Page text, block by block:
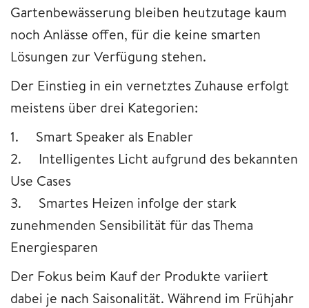
Gartenbewässerung bleiben heutzutage kaum
noch Anlässe offen, für die keine smarten
Lösungen zur Verfügung stehen.
Der Einstieg in ein vernetztes Zuhause erfolgt
meistens über drei Kategorien:
1. Smart Speaker als Enabler
2. Intelligentes Licht aufgrund des bekannten
Use Cases
3. Smartes Heizen infolge der stark
zunehmenden Sensibilität für das Thema
Energiesparen
Der Fokus beim Kauf der Produkte variiert
dabei je nach Saisonalität. Während im Frühjahr